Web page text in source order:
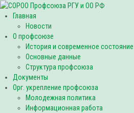
Главная
Новости
О профсоюзе
История и современное состояние
Основные данные
Структура профсоюза
Документы
Орг. укрепление профсоюза
Молодежная политика
Информационная работа